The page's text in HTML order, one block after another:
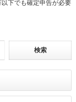
下でも確定申告が必要